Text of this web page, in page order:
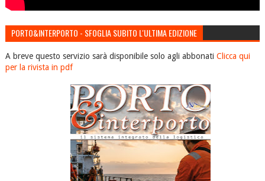
PORTO&INTERPORTO - SFOGLIA SUBITO L'ULTIMA EDIZIONE
A breve questo servizio sarà disponibile solo agli abbonati Clicca qui
per la rivista in pdf